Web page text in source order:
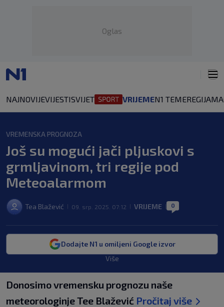
Oglas
NAJNOVIJEVIJESTISVIJET VRIJEMEN1 TEMEREGIJA
VREMENSKA PROGNOZA
Još su mogući jači pljuskovi s
grmljavinom, tri regije pod
Meteoalarmom
Tea Blažević 09. srp. 2025. 07:12 VRIJEME 0
Dodajte N1 u omiljeni Google izvor
Više
Donosimo vremensku prognozu naše
meteorologinje Tee Blažević Pročitaj više